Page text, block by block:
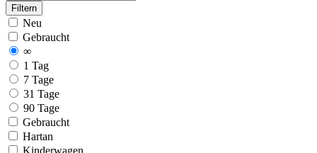
Filtern
Neu
Gebraucht
∞
1 Tag
7 Tage
31 Tage
90 Tage
Gebraucht
Hartan